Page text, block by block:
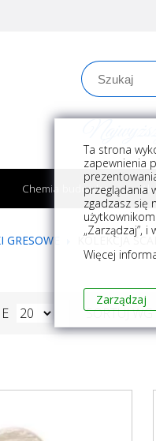
Chemia budowlana
GRESOWE KOLEKCJA
SORTUJ WG
Ta strona
zapewnienia
przeglądania
zgadzasz się
„Zarządzaj”,
Więcej
Zarządzaj